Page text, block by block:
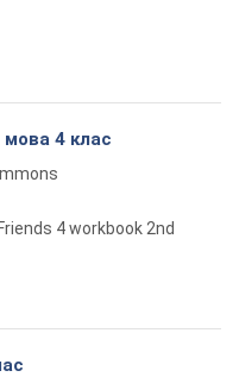
мова 4 клас
4 workbook 2nd